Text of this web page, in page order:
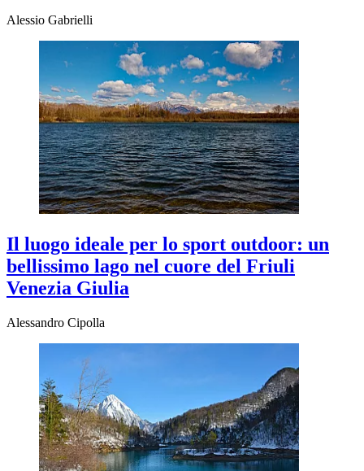
Alessio Gabrielli
Il luogo ideale per lo sport outdoor: un
bellissimo lago nel cuore del Friuli
Venezia Giulia
Alessandro Cipolla